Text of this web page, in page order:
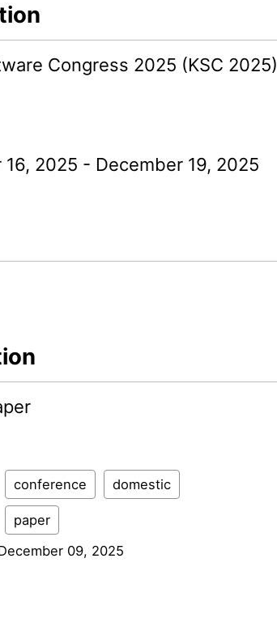
Congress 2025 (KSC 2025)
16, 2025 - December 19, 2025
conference domestic
paper
09, 2025